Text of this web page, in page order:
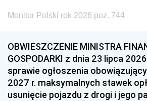
Monitor Polski rok 2026 poz. 744
OBWIESZCZENIE MINISTRA
GOSPODARKI z dnia 23 lipca
sprawie ogłoszenia
2027 r. maksymalnych stawek
usunięcie pojazdu z drogi i jego